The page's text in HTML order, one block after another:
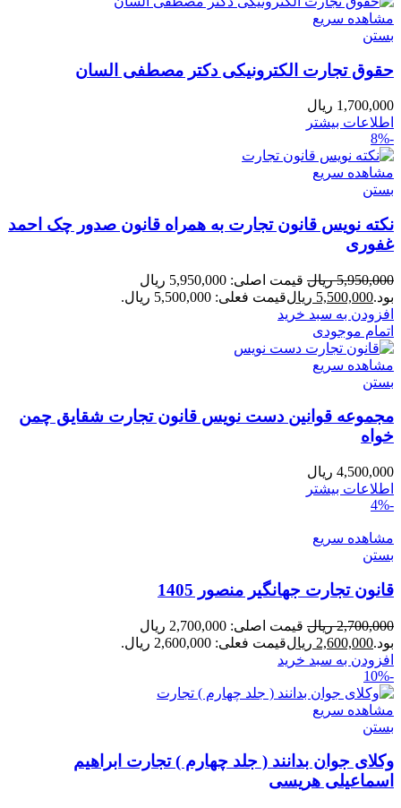
مشاهده سریع
بستن
حقوق تجارت الکترونیکی دکتر مصطفی السان
1,700,000 ریال
اطلاعات بیشتر
-8%
مشاهده سریع
بستن
نکته نویس قانون تجارت به همراه قانون صدور چک احمد
غفوری
5,950,000 ریال
قیمت اصلی: 5,950,000 ریال
بود.5,500,000 ریالقیمت فعلی: 5,500,000 ریال.
افزودن به سبد خرید
اتمام موجودی
مشاهده سریع
بستن
مجموعه قوانین دست نویس قانون تجارت شقایق چمن
خواه
4,500,000 ریال
اطلاعات بیشتر
-4%
مشاهده سریع
بستن
قانون تجارت جهانگیر منصور 1405
2,700,000 ریال
قیمت اصلی: 2,700,000 ریال
بود.2,600,000 ریالقیمت فعلی: 2,600,000 ریال.
افزودن به سبد خرید
-10%
مشاهده سریع
بستن
وکلای جوان بدانند ( جلد چهارم ) تجارت ابراهیم
اسماعیلی هریسی